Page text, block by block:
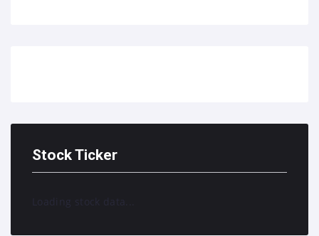
Stock Ticker
Loading stock data...